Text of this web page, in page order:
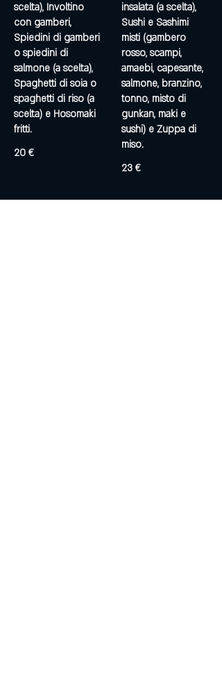
scelta), Involtino
con gamberi,
Spiedini di gamberi
o spiedini di
salmone (a scelta),
Spaghetti di soia o
spaghetti di riso (a
scelta) e Hosomaki
fritti.
20 €
insalata (a scelta),
Sushi e Sashimi
misti (gambero
rosso, scampi,
amaebi, capesante,
salmone, branzino,
tonno, misto di
gunkan, maki e
sushi) e Zuppa di
miso.
23 €